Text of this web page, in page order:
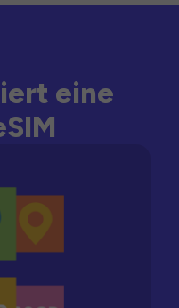
eine